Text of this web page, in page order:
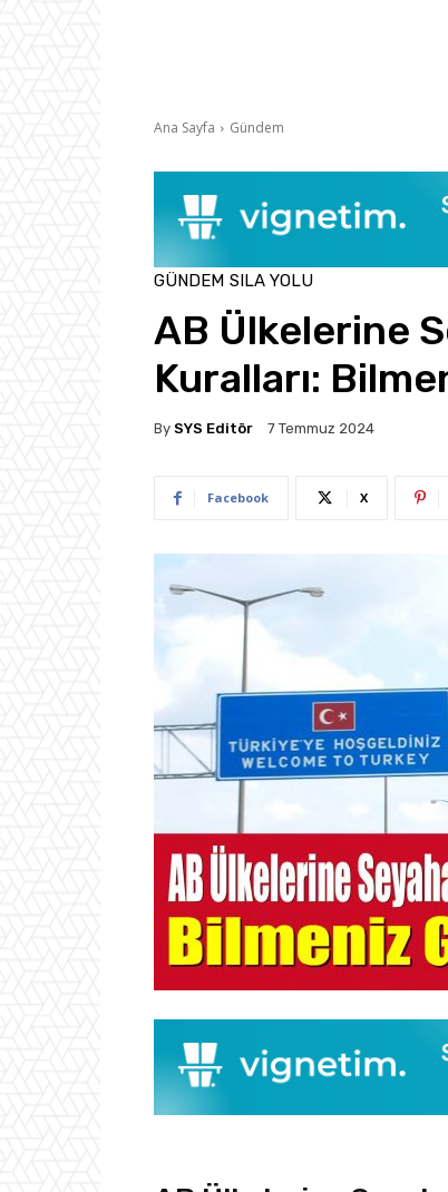
Ana Sayfa Gündem
GÜNDEM SILA YOLU
AB Ülkelerine
Kuralları:
By SYS Editör 7 Temmuz 2024
Facebook X